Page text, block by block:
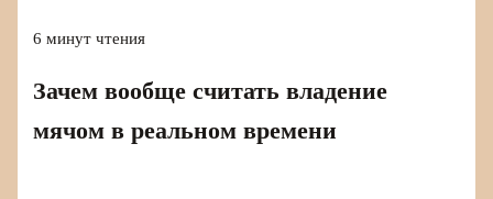
6 минут чтения
Зачем вообще считать владение
мячом в реальном времени